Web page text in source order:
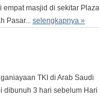
masjid di sekitar Plaza
Pasar... selengkapnya »
TKI di Arab Saudi
dibunuh 3 hari sebelum Hari